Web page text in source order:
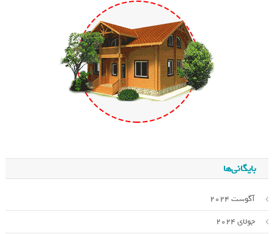
بایگانی‌ها
آگوست 2024
جولای 2024